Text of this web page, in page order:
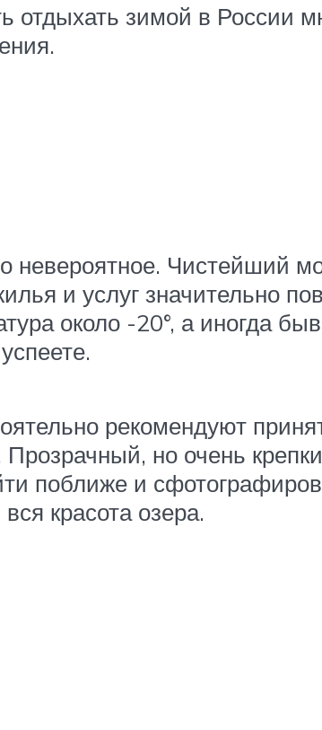
отдыхать зимой в России
невероятное. Чистейший
и услуг значительно
около -20°, а иногда
рекомендуют
но очень
поближе и
красота озера.